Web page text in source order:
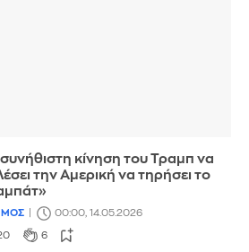
κίνηση του Τραμπ να
την Αμερική να τηρήσει το
00:00, 14.05.2026
6